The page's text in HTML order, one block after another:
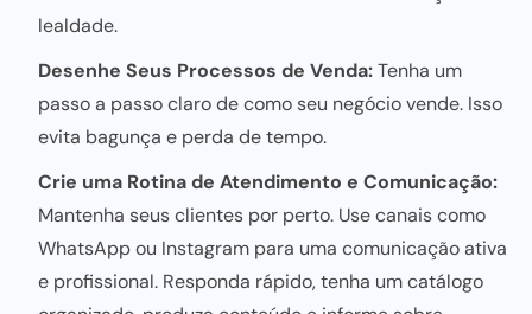
lealdade.
Desenhe Seus Processos de Venda:Tenha um
passo a passo claro de como seu negócio vende. Isso
evita bagunça e perda de tempo.
Crie uma Rotina de Atendimento e Comunicação:
Mantenha seus clientes por perto. Use canais como
WhatsApp ou Instagram para uma comunicação ativa
e profissional. Responda rápido, tenha um catálogo